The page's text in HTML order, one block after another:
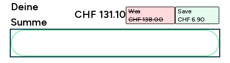
Deine
Summe
CHF 131.10‎ Was
CHF 138.00‎
Save
CHF 6.90‎